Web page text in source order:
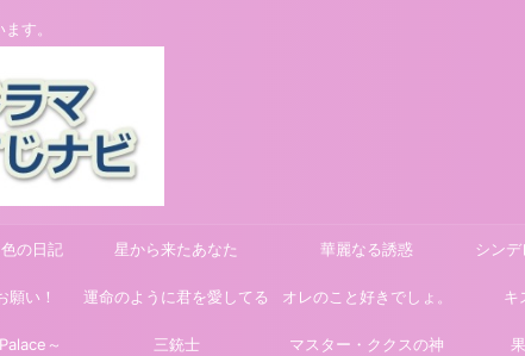
す。
の日記 星から来たあなた 華麗なる誘惑 シン
願い！ 運命のように君を愛してる オレのこと好きでしょ。 キ
～ 三銃士 マスター・ククスの神